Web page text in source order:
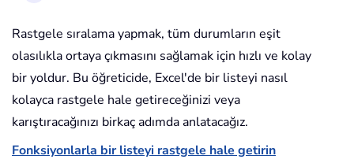
Rastgele sıralama yapmak, tüm durumların eşit
olasılıkla ortaya çıkmasını sağlamak için hızlı ve kolay
bir yoldur. Bu öğreticide, Excel'de bir listeyi nasıl
kolayca rastgele hale getireceğinizi veya
karıştıracağınızı birkaç adımda anlatacağız.
Fonksiyonlarla bir listeyi rastgele hale getirin